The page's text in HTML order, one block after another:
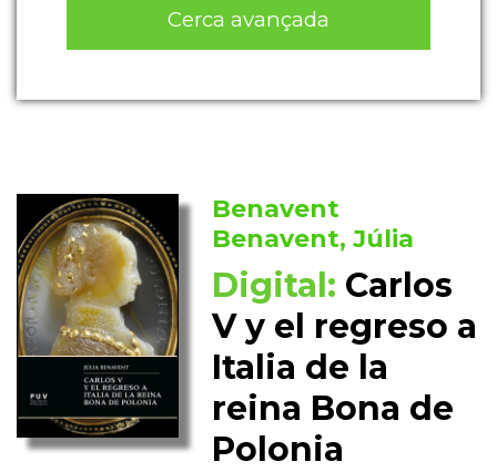
Cerca avançada
Benavent
Benavent, Júlia
Digital: Carlos
V y el regreso a
Italia de la
reina Bona de
Polonia